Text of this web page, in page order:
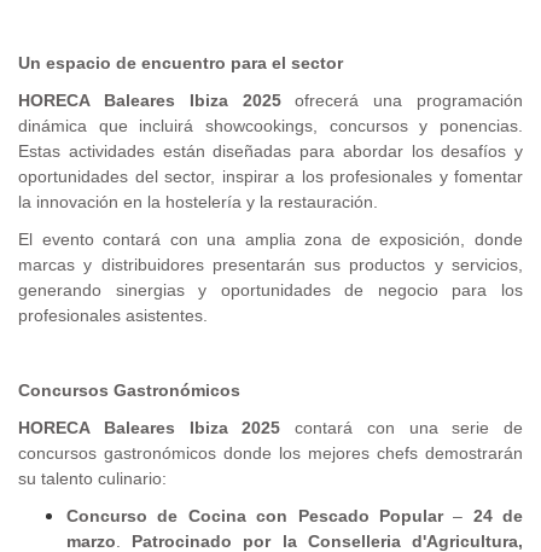
Un espacio de encuentro para el sector
HORECA Baleares Ibiza 2025ofrecerá una programación
dinámica que incluirá showcookings, concursos y ponencias.
Estas actividades están diseñadas para abordar los desafíos y
oportunidades del sector, inspirar a los profesionales y fomentar
la innovación en la hostelería y la restauración.
El evento contará con una amplia zona de exposición, donde
marcas y distribuidores presentarán sus productos y servicios,
generando sinergias y oportunidades de negocio para los
profesionales asistentes.
Concursos Gastronómicos
HORECA Baleares Ibiza 2025 contará con una serie de
concursos gastronómicos donde los mejores chefs demostrarán
su talento culinario:
Concurso de Cocina con Pescado Popular– 24 de
marzo
Patrocinado por la Conselleria d'Agricultura,